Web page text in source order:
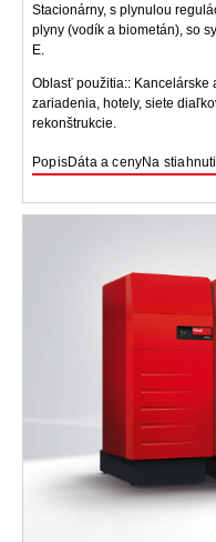
Stacionárny, s plynulou
plyny (vodík a biometán), so
E.
Oblasť použitia:: Kancelárske
zariadenia, hotely, siete
rekonštrukcie.
PopisDáta a cenyNa